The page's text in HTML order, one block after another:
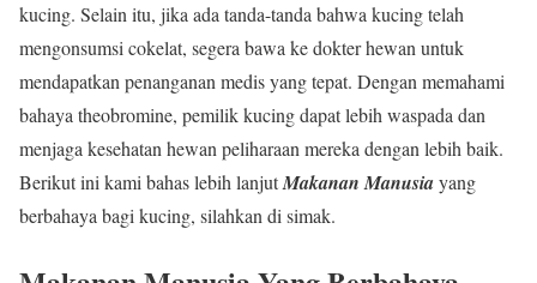
kucing. Selain itu, jika ada tanda-tanda bahwa kucing telah
mengonsumsi cokelat, segera bawa ke dokter hewan untuk
mendapatkan penanganan medis yang tepat. Dengan memahami
bahaya theobromine, pemilik kucing dapat lebih waspada dan
menjaga kesehatan hewan peliharaan mereka dengan lebih baik.
Berikut ini kami bahas lebih lanjutMakanan Manusiayang
berbahaya bagi kucing, silahkan di simak.